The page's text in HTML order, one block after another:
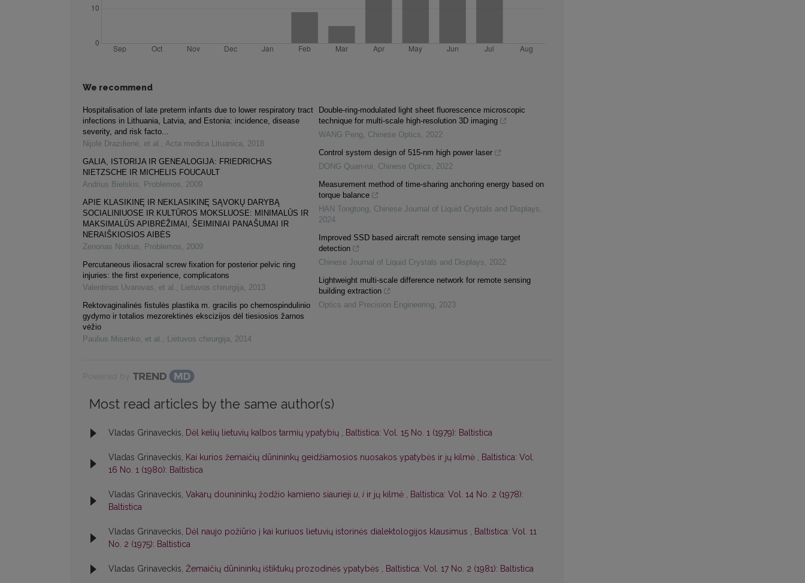
We recommend
Hospitalisation of late preterm infants due to lower respiratory tract
infections in Lithuania, Latvia, and Estonia: incidence, disease
severity, and risk facto...
Nijolė Drazdienė, et al. , Acta medica Lituanica, 2018
GALIA, ISTORIJA IR GENEALOGIJA: FRIEDRICHAS
NIETZSCHE IR MICHELIS FOUCAULT
Andrius Bielskis, Problemos, 2009
APIE KLASIKINĘ IR NEKLASIKINĘ SĄVOKŲ DARYBĄ
SOCIALINIUOSE IR KULTŪROS MOKSLUOSE: MINIMALŪS IR
MAKSIMALŪS APIBRĖŽIMAI, ŠEIMINIAI PANAŠUMAI IR
NERAIŠKIOSIOS AIBĖS
Zenonas Norkus, Problemos, 2009
Percutaneous iliosacral screw fixation for posterior pelvic ring
injuries: the first experience, complicatons
Valentinas Uvarovas, et al. , Lietuvos chirurgija, 2013
Rektovaginalinės fistulės plastika m. gracilis po chemospindulinio
gydymo ir totalios mezorektinės ekscizijos dėl tiesiosios žarnos
vėžio
Paulius Misenko, et al. , Lietuvos chirurgija, 2014
Double-ring-modulated light sheet fluorescence microscopic
technique for multi-scale high-resolution 3D imaging
WANG Peng, Chinese Optics, 2022
Control system design of 515-nm high power laser
DONG Quan-rui, Chinese Optics, 2022
Measurement method of time-sharing anchoring energy based on
torque balance
HAN Tongtong, Chinese Journal of Liquid Crystals and Displays,
2024
Improved SSD based aircraft remote sensing image target
detection
Chinese Journal of Liquid Crystals and Displays, 2022
Lightweight multi-scale difference network for remote sensing
building extraction
Optics and Precision Engineering, 2023
Most read articles by the same author(s)
Vladas Grinaveckis, Dėl kelių lietuvių kalbos tarmių ypatybių , Baltistica: Vol. 15 No. 1 (1979): Baltistica
Vladas Grinaveckis, Kai kurios žemaičių dūnininkų geidžiamosios nuosakos ypatybės ir jų kilmė , Baltistica: Vol.
16 No. 1 (1980): Baltistica
Vladas Grinaveckis, Vakarų dounininkų žodžio kamieno siaurieji u, i ir jų kilmė , Baltistica: Vol. 14 No. 2 (1978):
Baltistica
Vladas Grinaveckis, Dėl naujo požiūrio į kai kuriuos lietuvių istorinės dialektologijos klausimus , Baltistica: Vol. 11
No. 2 (1975): Baltistica
Vladas Grinaveckis, Žemaičių dūnininkų ištiktukų prozodinės ypatybės , Baltistica: Vol. 17 No. 2 (1981): Baltistica